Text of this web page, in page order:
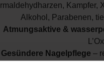
Kampfer,
Alkohol, Parabenen,
Atmungsaktive &
Gesündere Nagelpflege –